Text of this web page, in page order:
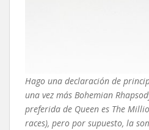
Hago una declaración de
una vez más Bohemian
preferida de Queen es The
races), pero por supuesto, la